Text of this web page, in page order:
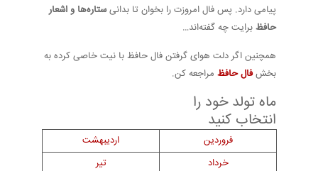
پیامی دارد. پس فال امروزت را بخوان تا بدانیستاره‌ها و اشعار
حافظ برایت چه گفته‌اند…
همچنین اگر دلت هوای گرفتن فال حافظ با نیت خاصی کرده به
بخشفال حافظ مراجعه کن.
ماه تولد خود را
انتخاب کنید
فروردین
اردیبهشت
خرداد
تیر